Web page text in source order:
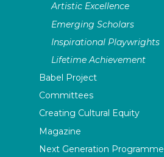
Artistic Excellence
Emerging Scholars
Inspirational Playwrights
Lifetime Achievement
Babel Project
Committees
Creating Cultural Equity
Magazine
Next Generation Programme